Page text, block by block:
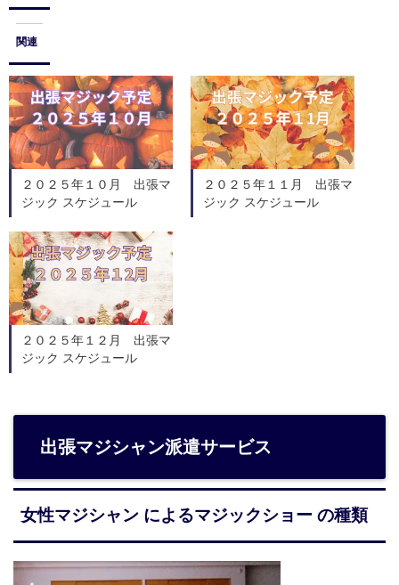
関連
２０２５年１０月 出張マ
ジック スケジュール
２０２５年１１月 出張マ
ジック スケジュール
２０２５年１２月 出張マ
ジック スケジュール
出張マジシャン派遣サービス
女性マジシャン によるマジックショー の種類